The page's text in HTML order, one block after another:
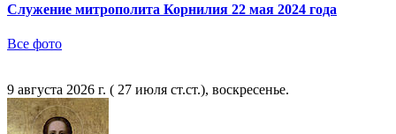
Служение митрополита Корнилия 22 мая 2024 года
Все фото
9 августа 2026 г. ( 27 июля ст.ст.), воскресенье.